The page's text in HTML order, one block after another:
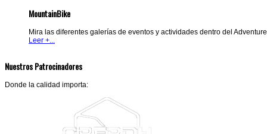
MountainBike
Mira las diferentes galerías de eventos y actividades dentro del
Leer +...
Nuestros Patrocinadores
Donde la calidad importa: